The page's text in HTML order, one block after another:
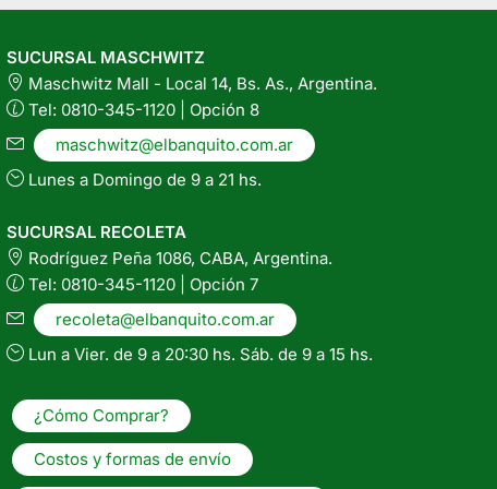
SUCURSAL MASCHWITZ
Maschwitz Mall - Local 14, Bs. As., Argentina.
Tel: 0810-345-1120 | Opción 8
maschwitz@elbanquito.com.ar
Lunes a Domingo de 9 a 21 hs.
SUCURSAL RECOLETA
Rodríguez Peña 1086, CABA, Argentina.
Tel: 0810-345-1120 | Opción 7
recoleta@elbanquito.com.ar
Lun a Vier. de 9 a 20:30 hs. Sáb. de 9 a 15 hs.
¿Cómo Comprar?
Costos y formas de envío